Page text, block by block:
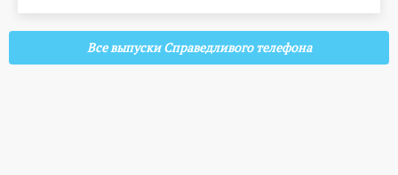
Все выпуски Справедливого телефона